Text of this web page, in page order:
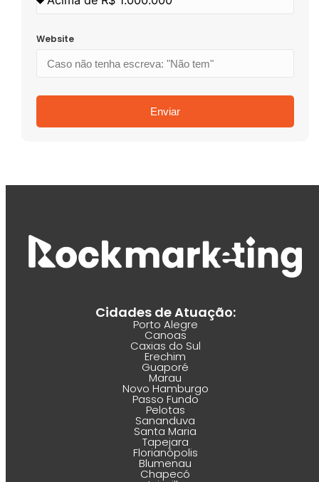
Website
Enviar
Cidades de Atuação:
Porto Alegre
Canoas
Caxias do Sul
Erechim
Guaporé
Marau
Novo Hamburgo
Passo Fundo
Pelotas
Sananduva
Santa Maria
Tapejara
Florianópolis
Blumenau
Chapecó